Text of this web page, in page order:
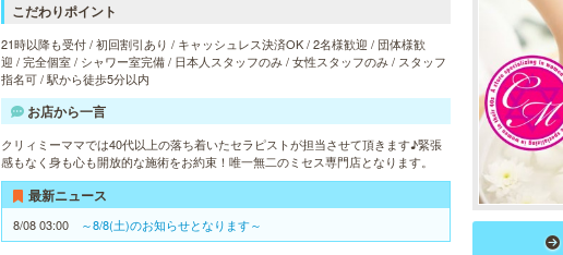
こだわりポイント
21時以降も受付 / 初回割引あり / キャッシュレス決済OK / 2名様歓迎 / 団体様歓
迎 / 完全個室 / シャワー室完備 / 日本人スタッフのみ / 女性スタッフのみ / スタッフ
指名可 / 駅から徒歩5分以内
お店から一言
クリィミーママでは40代以上の落ち着いたセラピストが担当させて頂きます♪緊張
感もなく身も心も開放的な施術をお約束！唯一無二のミセス専門店となります。
最新ニュース
8/08 03:00 ～8/8(土)のお知らせとなります～